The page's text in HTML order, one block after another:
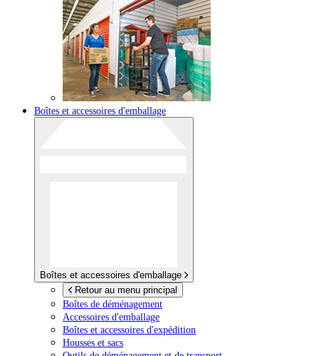
Boîtes et accessoires d'emballage
Boîtes et accessoires d'emballage
Retour au menu principal
Boîtes de déménagement
Accessoires d'emballage
Boîtes et accessoires d'expédition
Housses et sacs